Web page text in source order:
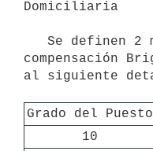
Grado del Puesto
10